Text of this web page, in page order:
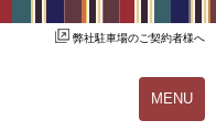
弊社駐車場のご契約者様へ
MENU